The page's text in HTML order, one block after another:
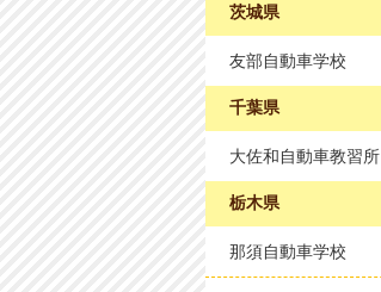
茨城県
友部自動車学校
千葉県
大佐和自動車教習所
栃木県
那須自動車学校